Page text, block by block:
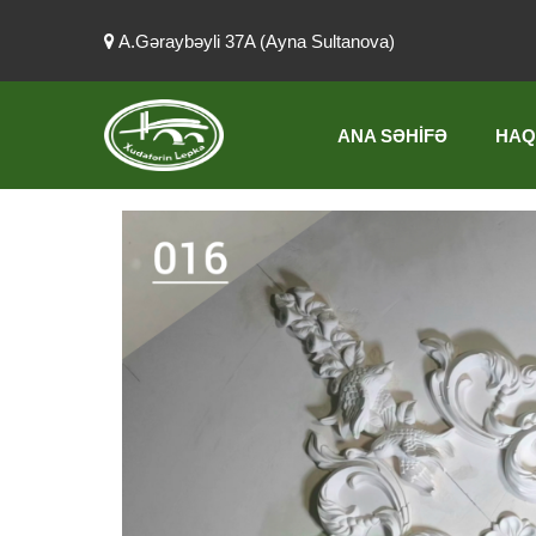
A.Gəraybəyli 37A (Ayna Sultanova)
ANA SƏHIFƏ